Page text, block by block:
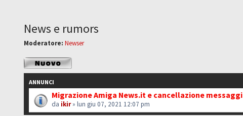
News e rumors
Moderatore: Newser
Scrivi un nuovo
argomento
ANNUNCI
Migrazione Amiga News.it e cancellazione messaggi
da ikir» lun giu 07, 2021 12:07 pm